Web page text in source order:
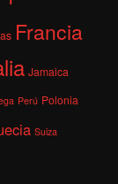
Francia
Jamaica
Perú Polonia
Suiza